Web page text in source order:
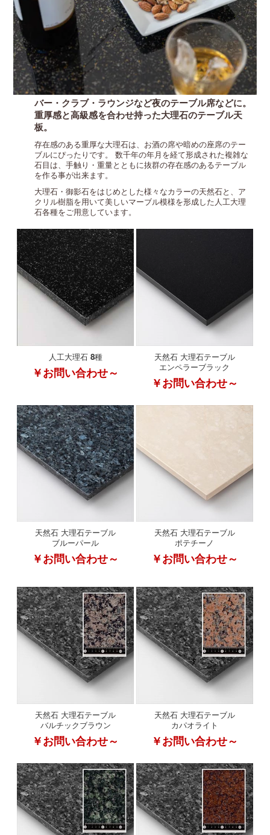
バー・クラブ・ラウンジなど夜のテーブル席などに。
重厚感と高級感を合わせ持った大理石のテーブル天
板。
存在感のある重厚な大理石は、お酒の席や暗めの座席のテー
ブルにぴったりです。
数千年の年月を経て形成された複雑な
石目は、手触り・重量とともに抜群の存在感のあるテーブル
を作る事が出来ます。
大理石・御影石をはじめとした様々なカラーの天然石と、ア
クリル樹脂を用いて美しいマーブル模様を形成した人工大理
石各種をご用意しています。
人工大理石 8種
￥お問い合わせ～
天然石 大理石テーブル
エンペラーブラック
￥お問い合わせ～
天然石 大理石テーブル
ブルーパール
￥お問い合わせ～
天然石 大理石テーブル
ポテチーノ
￥お問い合わせ～
天然石 大理石テーブル
バルチックブラウン
￥お問い合わせ～
天然石 大理石テーブル
カパオライト
￥お問い合わせ～